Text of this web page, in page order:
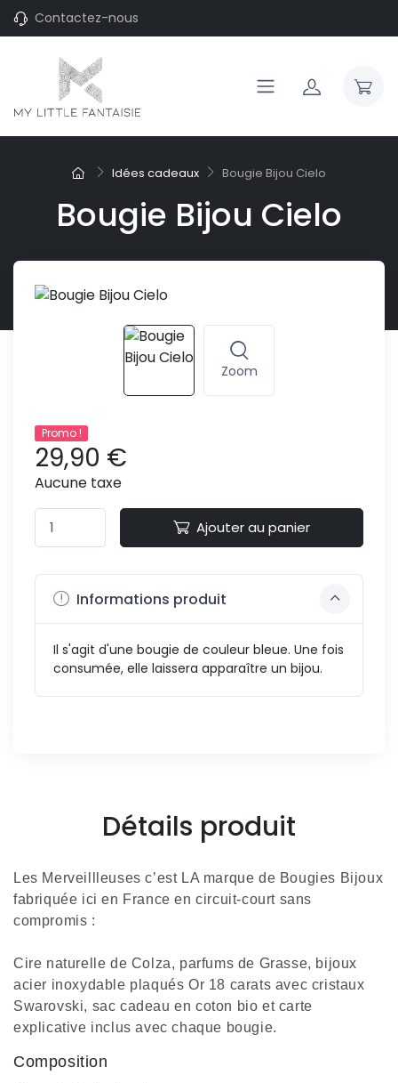
Contactez-nous
Idées cadeaux Bougie Bijou Cielo
Bougie Bijou Cielo
Zoom
Promo !
29,90 €
Aucune taxe
Ajouter au panier
Informations produit
Il s'agit d'une bougie de couleur bleue. Une fois
consumée, elle laissera apparaître un bijou.
Détails produit
Les Merveillleuses c’est LA marque de Bougies Bijoux
fabriquée ici en France en circuit-court sans
compromis :
Cire naturelle de Colza, parfums de Grasse, bijoux
acier inoxydable plaqués Or 18 carats avec cristaux
Swarovski, sac cadeau en coton bio et carte
explicative inclus avec chaque bougie.
Composition